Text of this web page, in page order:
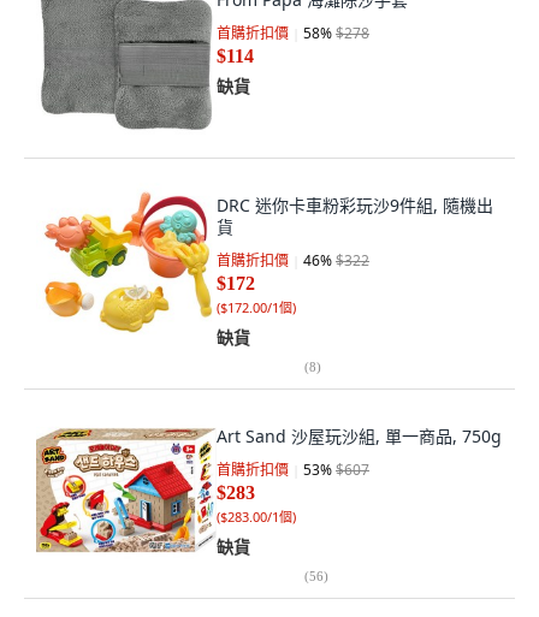
首購折扣價 58%$278
$114
缺貨
DRC 迷你卡車粉彩玩沙9件組, 隨機出
貨
首購折扣價 46%$322
$172
($172.00/1個)
缺貨
(8)
Art Sand 沙屋玩沙組, 單一商品, 750g
首購折扣價 53%$607
$283
($283.00/1個)
缺貨
(56)